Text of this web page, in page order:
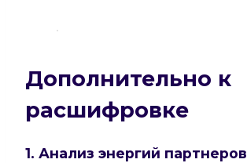
Дополнительно к
расшифровке
1. Анализ энергий партнеров